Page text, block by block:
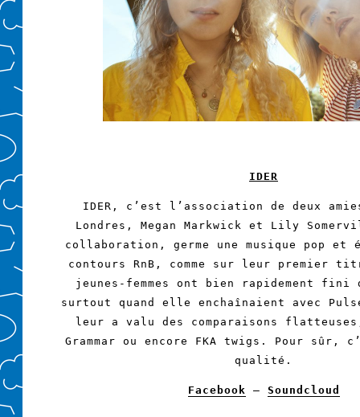
IDER
IDER, c’est l’association de deux
Londres, Megan Markwick et Lily
collaboration, germe une musique pop et
contours RnB, comme sur leur premier
jeunes-femmes ont bien rapidement fini
surtout quand elle enchaînaient avec
leur a valu des comparaisons
Grammar ou encore FKA twigs. Pour sûr,
qualité.
Facebook – Soundcloud